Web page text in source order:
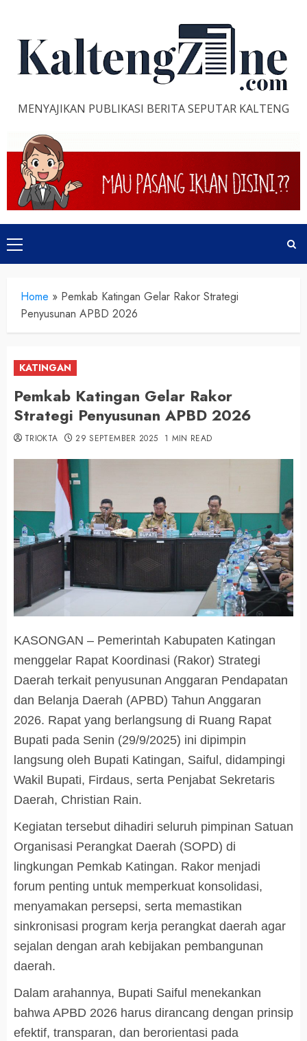
content
MENYAJIKAN PUBLIKASI BERITA SEPUTAR KALTENG
Primary
Menu
Home » Pemkab Katingan Gelar Rakor Strategi
Penyusunan APBD 2026
KATINGAN
Pemkab Katingan Gelar Rakor
Strategi Penyusunan APBD 2026
TRIOKTA 29 SEPTEMBER 2025 1 MIN READ
KASONGAN – Pemerintah Kabupaten Katingan
menggelar Rapat Koordinasi (Rakor) Strategi
Daerah terkait penyusunan Anggaran Pendapatan
dan Belanja Daerah (APBD) Tahun Anggaran
2026. Rapat yang berlangsung di Ruang Rapat
Bupati pada Senin (29/9/2025) ini dipimpin
langsung oleh Bupati Katingan, Saiful, didampingi
Wakil Bupati, Firdaus, serta Penjabat Sekretaris
Daerah, Christian Rain.
Kegiatan tersebut dihadiri seluruh pimpinan Satuan
Organisasi Perangkat Daerah (SOPD) di
lingkungan Pemkab Katingan. Rakor menjadi
forum penting untuk memperkuat konsolidasi,
menyamakan persepsi, serta memastikan
sinkronisasi program kerja perangkat daerah agar
sejalan dengan arah kebijakan pembangunan
daerah.
Dalam arahannya, Bupati Saiful menekankan
bahwa APBD 2026 harus dirancang dengan prinsip
efektif, transparan, dan berorientasi pada